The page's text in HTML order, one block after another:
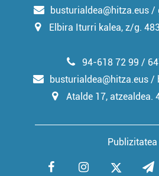
busturialdea@hitza.eus /
Elbira Iturri kalea, z/g.
Publizitatea
94-618 72 99 /
busturialdea@hitza.eus /
Atalde 17, atzealdea.